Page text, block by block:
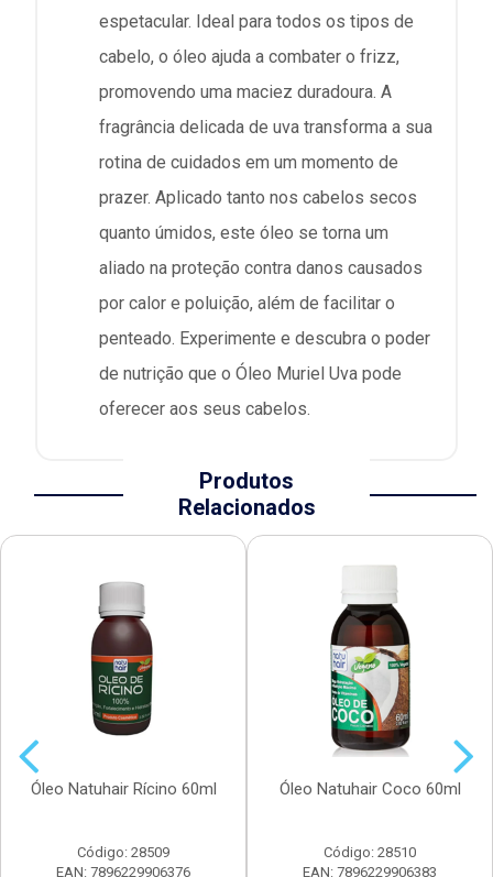
espetacular. Ideal para todos os tipos de
cabelo, o óleo ajuda a combater o frizz,
promovendo uma maciez duradoura. A
fragrância delicada de uva transforma a sua
rotina de cuidados em um momento de
prazer. Aplicado tanto nos cabelos secos
quanto úmidos, este óleo se torna um
aliado na proteção contra danos causados
por calor e poluição, além de facilitar o
penteado. Experimente e descubra o poder
de nutrição que o Óleo Muriel Uva pode
oferecer aos seus cabelos.
Produtos
Relacionados
Óleo Natuhair Rícino 60ml
Código: 28509
EAN: 7896229906376
Óleo Natuhair Coco 60ml
Código: 28510
EAN: 7896229906383